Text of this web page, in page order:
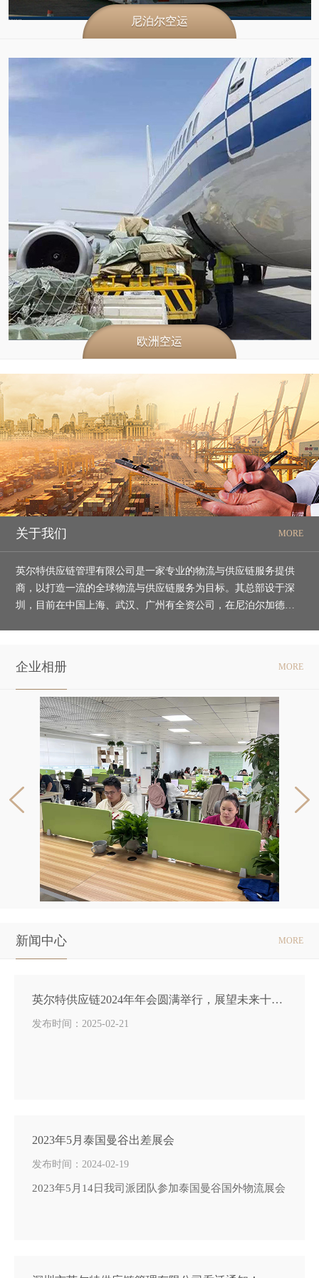
尼泊尔空运
欧洲空运
关于我们 MORE
英尔特供应链管理有限公司是一家专业的物流与供应链服务提供
商，以打造一流的全球物流与供应链服务为目标。其总部设于深
圳，目前在中国上海、武汉、广州有全资公司，在尼泊尔加德满
企业相册 MORE
新闻中心 MORE
英尔特供应链2024年年会圆满举行，展望未来十年蓝图
发布时间：2025-02-21
2023年5月泰国曼谷出差展会
发布时间：2024-02-19
2023年5月14日我司派团队参加泰国曼谷国外物流展会